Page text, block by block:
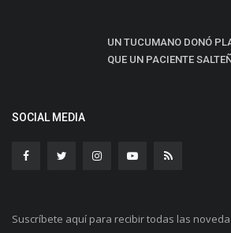
UN TUCUMANO DONÓ
QUE UN PACIENTE
SOCIAL MEDIA
Suscríbete aquí para recibir todas las